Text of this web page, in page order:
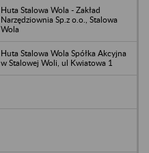
Huta Stalowa Wola - Zakład
Narzędziownia Sp.z o.o., Stalowa
Wola
Huta Stalowa Wola Spółka Akcyjna
w Stalowej Woli, ul Kwiatowa 1